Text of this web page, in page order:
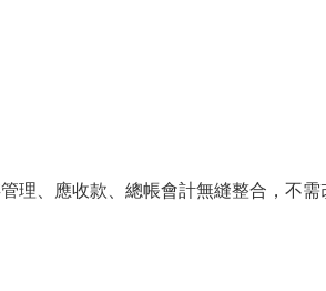
理、應收款、總帳會計無縫整合，不需